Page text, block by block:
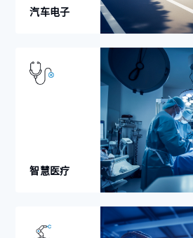
汽车电子
智慧医疗